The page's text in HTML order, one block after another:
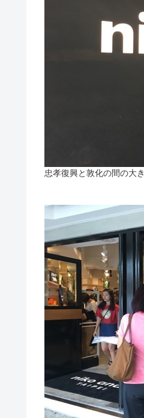
忠孝復興と敦化の間の大